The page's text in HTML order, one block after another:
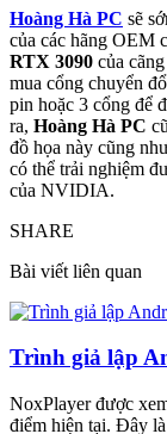
Hoàng Hà PC sẽ
của các hãng OEM
RTX 3090 của
mua cổng chuyển
pin hoặc 3 cổng để
ra, Hoàng Hà PC
đồ họa này cũng
có thể trải nghiệm
của NVIDIA.
SHARE
Bài viết liên quan
Trình giả lập
NoxPlayer được
điểm hiện tại. Đây